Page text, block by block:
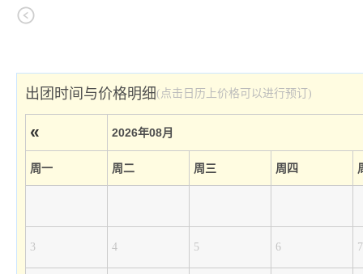
出团时间与价格明细(点击日历上价格可以进行预订)
« 2026年08月
周一 周二 周三 周四
3 4 5 6 7